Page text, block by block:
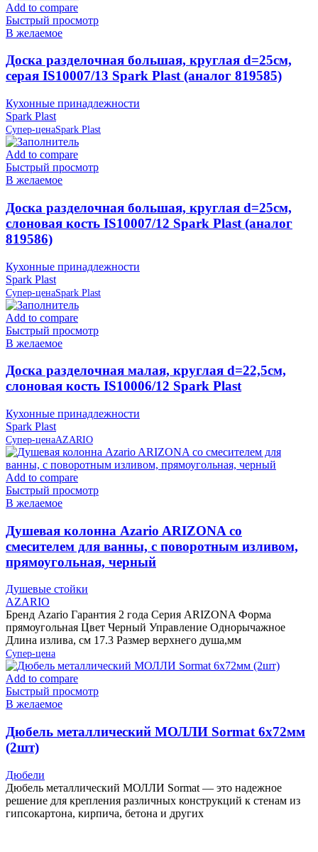
Add to compare
Быстрый просмотр
В желаемое
Доска разделочная большая, круглая d=25см,
серая IS10007/13 Spark Plast (аналог 819585)
Кухонные принадлежности
Spark Plast
Супер-ценаSpark Plast
Add to compare
Быстрый просмотр
В желаемое
Доска разделочная большая, круглая d=25см,
слоновая кость IS10007/12 Spark Plast (аналог
819586)
Кухонные принадлежности
Spark Plast
Супер-ценаSpark Plast
Add to compare
Быстрый просмотр
В желаемое
Доска разделочная малая, круглая d=22,5см,
слоновая кость IS10006/12 Spark Plast
Кухонные принадлежности
Spark Plast
Супер-ценаAZARIO
Add to compare
Быстрый просмотр
В желаемое
Душевая колонна Azario ARIZONA со
смесителем для ванны, с поворотным изливом,
прямоугольная, черный
Душевые стойки
AZARIO
Бренд Azario Гарантия 2 года Серия ARIZONA Форма
прямоугольная Цвет Черный Управление Однорычажное
Длина излива, см 17.3 Размер верхнего душа,мм
Супер-цена
Add to compare
Быстрый просмотр
В желаемое
Дюбель металлический МОЛЛИ Sormat 6х72мм
(2шт)
Дюбели
Дюбель металлический МОЛЛИ Sormat — это надежное
решение для крепления различных конструкций к стенам из
гипсокартона, кирпича, бетона и других